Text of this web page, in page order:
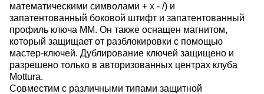
математическими символами + x - /) и
запатентованный боковой штифт и запатентованный
профиль ключа MM. Он также оснащен магнитом,
который защищает от разблокировки с помощью
мастер-ключей. Дублирование ключей защищено и
разрешено только в авторизованных центрах клуба
Mottura.
Совместим с различными типами защитной